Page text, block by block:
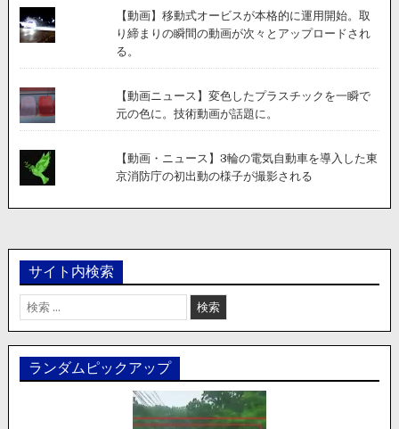
【動画】移動式オービスが本格的に運用開始。取
り締まりの瞬間の動画が次々とアップロードされ
る。
【動画ニュース】変色したプラスチックを一瞬で
元の色に。技術動画が話題に。
【動画・ニュース】3輪の電気自動車を導入した東
京消防庁の初出動の様子が撮影される
サイト内検索
検
索:
ランダムピックアップ